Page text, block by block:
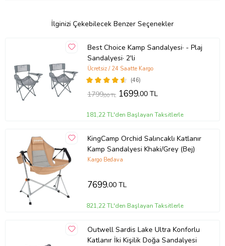
60cm Paket boyutu: 65x17cm Ağırlık: 3 kg Taşıma Kapasitesi: 120
İlginizi Çekebilecek Benzer Seçenekler
Best Choice Kamp Sandalyesi· - Plaj
Sandalyesi· 2'li
(46)
Ücretsiz / 24 Saatte Kargo
1799,00 TL 1699,00 TL
181,22 TL'den Başlayan Taksitlerle
KingCamp Orchid Salıncaklı Katlanır
Kamp Sandalyesi Khaki/Grey (Bej)
Kargo Bedava
7699,00 TL
821,22 TL'den Başlayan Taksitlerle
Outwell Sardis Lake Ultra Konforlu
Katlanır İki Kişilik Doğa Sandalyesi